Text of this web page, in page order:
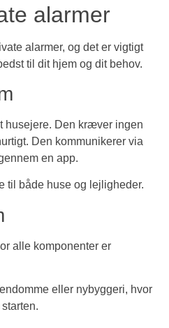
alarmer
alarmer, og det er vigtigt
til dit hjem og dit behov.
husejere. Den kræver ingen
Den kommunikerer via
en app.
til både huse og lejligheder.
alle komponenter er
eller nybyggeri, hvor